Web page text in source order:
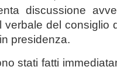
discussione
verbale del consiglio
presidenza.
stati fatti